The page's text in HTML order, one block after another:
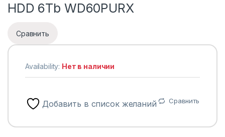
HDD 6Tb WD60PURX
Сравнить
Availability: Нет в наличии
Добавить в список желаний Сравнить